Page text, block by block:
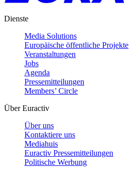
Dienste
Media Solutions
Europäische öffentliche Projekte
Veranstaltungen
Jobs
Agenda
Pressemitteilungen
Members’ Circle
Über Euractiv
Über uns
Kontaktiere uns
Mediahuis
Euractiv Pressemitteilungen
Politische Werbung